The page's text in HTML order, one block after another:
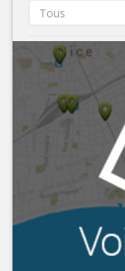
Tous